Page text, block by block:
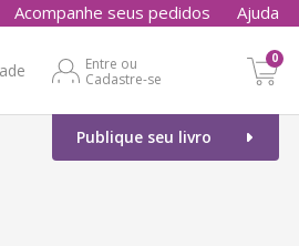
Acompanhe seus pedidos Ajuda
Entre ou
Cadastre-se
0
Publique seu livro